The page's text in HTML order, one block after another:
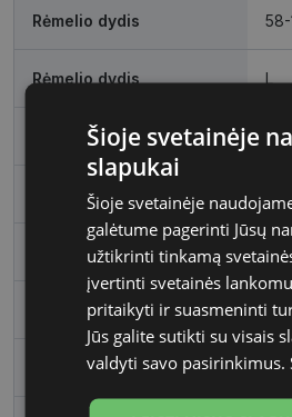
Rėmelio dydis 58-
Rėmelio dydis L
Rėmelio spalva sil/
Rėmelio tipas
Rėmelio forma
Vartotojų grupė
Lęšio plotis 58
Šioje svetainėje
slapukai
Šioje svetainėje
galėtume pagerinti Jūsų
užtikrinti tinkamą
įvertinti svetainės
pritaikyti ir suasmeninti
Jūs galite sutikti su visais
valdyti savo pasirinkimus.